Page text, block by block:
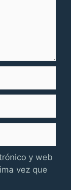
y web
vez que